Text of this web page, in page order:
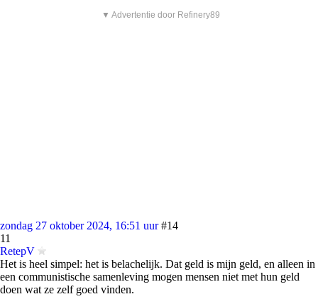
▼ Advertentie door Refinery89
zondag 27 oktober 2024, 16:51 uur #14
11
RetepV
Het is heel simpel: het is belachelijk. Dat geld is mijn geld, en alleen in
een communistische samenleving mogen mensen niet met hun geld
doen wat ze zelf goed vinden.